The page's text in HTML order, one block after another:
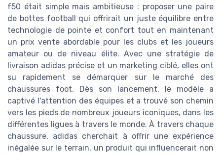
f50 était simple mais ambitieuse : proposer une paire
de bottes football qui offrirait un juste équilibre entre
technologie de pointe et confort tout en maintenant
un prix vente abordable pour les clubs et les joueurs
amateur ou de niveau élite. Avec une stratégie de
livraison adidas précise et un marketing ciblé, elles ont
su rapidement se démarquer sur le marché des
chaussures foot. Dès son lancement, le modèle a
captivé l'attention des équipes et a trouvé son chemin
vers les pieds de nombreux joueurs iconiques, dans les
différentes ligues à travers le monde. À travers chaque
chaussure, adidas cherchait à offrir une expérience
inégalée sur le terrain, un produit qui influencerait non